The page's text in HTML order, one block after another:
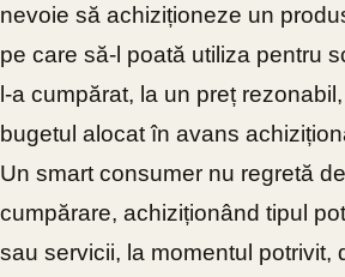
nevoie să achiziționeze un
pe care să-l poată utiliza pentru
l-a cumpărat, la un preț
bugetul alocat în avans
Un smart consumer nu regretă
cumpărare, achiziționând tipul
sau servicii, la momentul potrivit,